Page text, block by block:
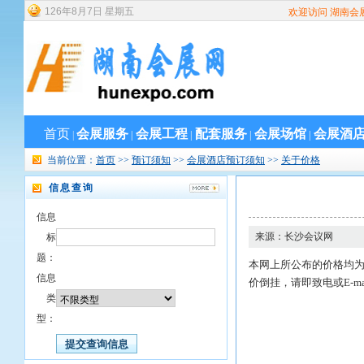
126年8 月 7 日 星期五 欢迎访问 湖南会
首页 会展服务 会展工程 配套服务 会展场馆 会展酒
当前位置： 首页 >> 预订须知 >> 会展酒店预订须知 >> 关于价格
信息查询
信息
标
题：
信息
类
型：
来源：长沙会议网
本网上所公布的价格均
价倒挂，请即致电或E-